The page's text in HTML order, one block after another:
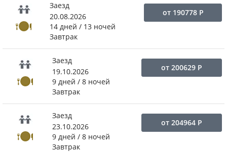
Заезд
20.08.2026
14 дней / 13 ночей
Завтрак
от 190778Р
Заезд
19.10.2026
9 дней / 8 ночей
Завтрак
от 200629Р
Заезд
23.10.2026
9 дней / 8 ночей
Завтрак
от 204964Р